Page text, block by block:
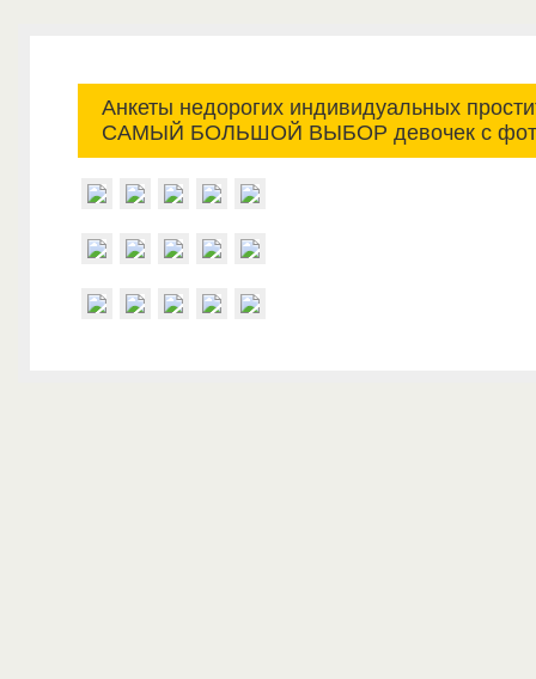
Анкеты недорогих индивидуальных
САМЫЙ БОЛЬШОЙ ВЫБОР девочек с